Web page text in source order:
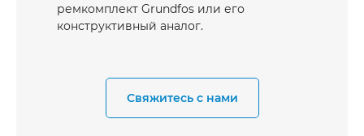
ремкомплект Grundfos или его
конструктивный аналог.
Свяжитесь с нами